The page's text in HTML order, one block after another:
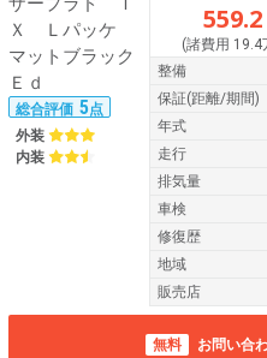
総合評価 5点
外装
内装
559.2
(諸費用 19.4
整備
保証(距離/期間)
年式
走行
排気量
車検
修復歴
地域
販売店
無料 お問い合